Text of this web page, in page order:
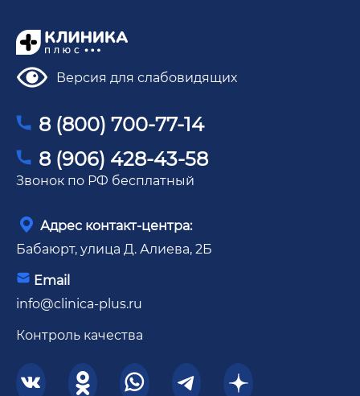
Версия для слабовидящих
8 (800) 700-77-14
8 (906) 428-43-58
Звонок по РФ бесплатный
Адрес контакт-центра:
Бабаюрт, улица Д. Алиева, 2Б
Email
info@clinica-plus.ru
Контроль качества